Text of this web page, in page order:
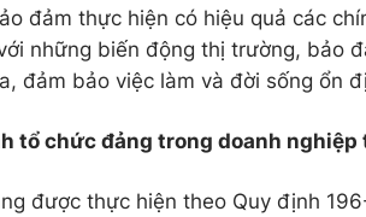
đảm thực hiện có hiệu quả các
những biến động thị trường, bảo
đảm bảo việc làm và đời sống ổn
tổ chức đảng trong doanh nghiệp
được thực hiện theo Quy định